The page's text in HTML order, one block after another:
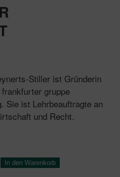
Stiller ist Gründerin
gruppe
Sie ist Lehrbeauftragte an
und Recht.
In den Warenkorb